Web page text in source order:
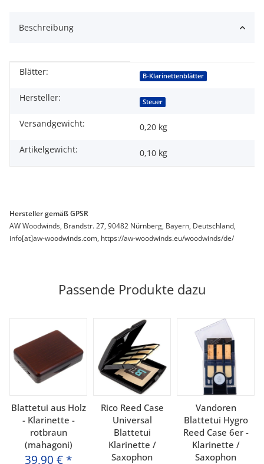
Beschreibung
Produkteigenschaft
Wert
Blätter: B-Klarinettenblätter
Hersteller: Steuer
Versandgewicht:
0,20 kg
Artikelgewicht:
0,10 kg
Hersteller gemäß GPSR
AW Woodwinds, Brandstr. 27, 90482 Nürnberg, Bayern, Deutschland,
info[at]aw-woodwinds.com, https://aw-woodwinds.eu/woodwinds/de/
Passende Produkte dazu
Blattetui aus Holz
- Klarinette -
rotbraun
(mahagoni)
39,90 € *
Rico Reed Case
Universal
Blattetui
Klarinette /
Saxophon
Vandoren
Blattetui Hygro
Reed Case 6er -
Klarinette /
Saxophon